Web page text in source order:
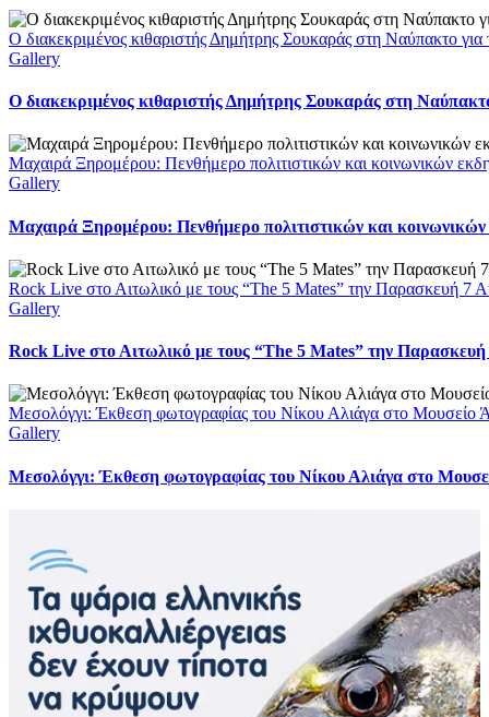
Ο διακεκριμένος κιθαριστής Δημήτρης Σουκαράς στη Ναύπακτο
Gallery
Ο διακεκριμένος κιθαριστής Δημήτρης Σουκαράς στη
Μαχαιρά Ξηρομέρου: Πενθήμερο πολιτιστικών και κοινωνικών
Gallery
Μαχαιρά Ξηρομέρου: Πενθήμερο πολιτιστικών και
Rock Live στο Αιτωλικό με τους “The 5 Mates” την Παρασκευή 7
Gallery
Rock Live στο Αιτωλικό με τους “The 5 Mates” την
Μεσολόγγι: Έκθεση φωτογραφίας του Νίκου Αλιάγα στο Μουσείο
Gallery
Μεσολόγγι: Έκθεση φωτογραφίας του Νίκου Αλιάγα στο